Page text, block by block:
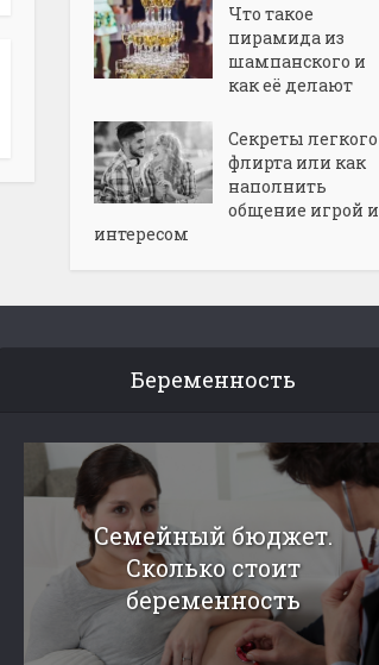
Что такое
пирамида из
шампанского и
как её делают
Секреты легкого
флирта или как
наполнить
общение игрой и
интересом
Беременность
Семейный бюджет.
Сколько стоит
беременность